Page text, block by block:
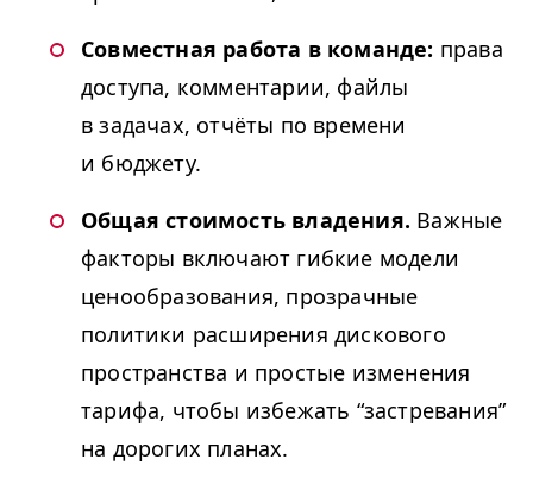
Совместная работа в команде: права
доступа, комментарии, файлы
в задачах, отчёты по времени
и бюджету.
Общая стоимость владения. Важные
факторы включают гибкие модели
ценообразования, прозрачные
политики расширения дискового
пространства и простые изменения
тарифа, чтобы избежать “застревания”
на дорогих планах.